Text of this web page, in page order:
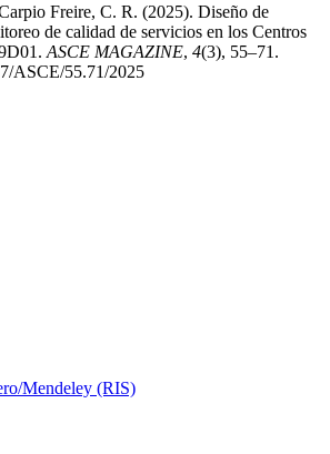
Freire, C. R. (2025). Diseño de
de calidad de servicios en los Centros
ASCE MAGAZINE, 4(3), 55–71.
ASCE/55.71/2025
Mendeley (RIS)